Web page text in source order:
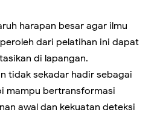
harapan besar agar ilmu
dari pelatihan ini dapat
di lapangan.
tidak sekadar hadir sebagai
mampu bertransformasi
awal dan kekuatan deteksi